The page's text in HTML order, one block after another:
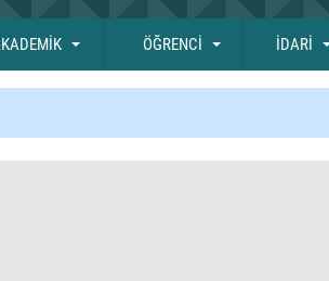
ÖĞRENCİ İDARİ